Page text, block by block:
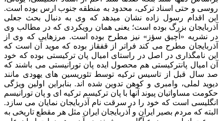
روسی و حتی اسناد ترکی، محدود به منطقه جنوب ارس بوده است.
این اقدام رسول زاده نشان میدهد که وی به دنبال بحث جعلی
آذربایجان بزرگ بوده است؛ یعنی همان رویکردی که در مطالب وی
در نشریه «آچیق سؤز» نیز مطرح بوده است. مرزهایی که وی از
آذربایجان مطرح می کند فراتر از قفقاز بوده که موید آن است که
این نامگذاری در اصل در راستای امیال پان ترکیستی بوده که خود
آن امیال پانترکیستی هم محصول ایده پان تورانیستی می باشند که
صد سال قبل از تاسیس ترکیه توسط تئوریسین های یهودی مانند
دیوید لملی، وامبری و کوهن تدوین شده اند. بنابراین اولین ویژگی
حکومت مساواتیان پیوند آنها با پان ترکیسم ترکیه ای و پان تورانیسم
انگلیسی است که خود را در سرقت نام آذربایجان نمایان می سازد.
البته که مردم بصیر ایران و آذربایجان ایران مثل هر مقطع تاریخی به